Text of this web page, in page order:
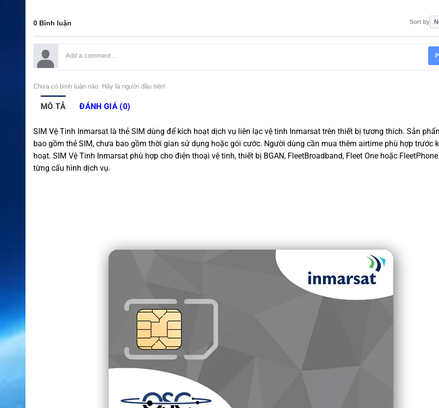
0 Bình luận Sort by
Chưa có bình luận nào. Hãy là người đầu tiên!
MÔ TẢ ĐÁNH GIÁ (0)
SIM Vệ Tinh Inmarsat là thẻ SIM dùng để kích hoạt dịch vụ liên lạc vệ tinh Inmarsat trên thiết bị tương thích. Sản
bao gồm thẻ SIM, chưa bao gồm thời gian sử dụng hoặc gói cước. Người dùng cần mua thêm airtime phù hợp trước
hoạt. SIM Vệ Tinh Inmarsat phù hợp cho điện thoại vệ tinh, thiết bị BGAN, FleetBroadband, Fleet One hoặc
từng cấu hình dịch vụ.